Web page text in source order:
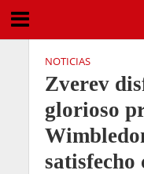
NOTICIAS
Zverev
glorioso
satisfecho